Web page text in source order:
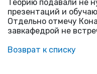
Теорию подавали не
презентаций и
Отдельно отмечу
завкафедрой не
Возврат к списку